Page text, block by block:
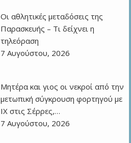
Οι αθλητικές μεταδόσεις της
Παρασκευής – Τι δείχνει η
τηλεόραση
7 Αυγούστου, 2026
Μητέρα και γιος οι νεκροί από την
μετωπική σύγκρουση φορτηγού με
ΙΧ στις Σέρρες,…
7 Αυγούστου, 2026